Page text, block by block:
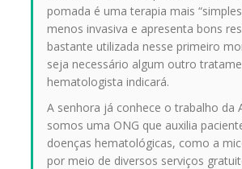
pomada é uma terapia mais
menos invasiva e apresenta bons
bastante utilizada nesse primeiro
seja necessário algum outro
hematologista indicará.
A senhora já conhece o trabalho da
somos uma ONG que auxilia
doenças hematológicas, como a
por meio de diversos serviços